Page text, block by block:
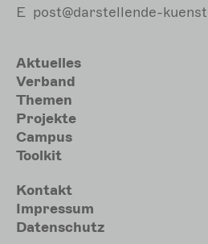
E post@darstellende-
Hauptnavigation
Aktuelles
Verband
Themen
Projekte
Campus
Toolkit
Meta
Kontakt
Impressum
Datenschutz